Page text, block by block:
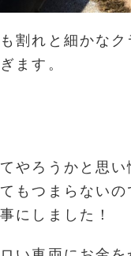
割れと細かなク
ます。
やろうかと思い
もつまらないの
にしました！